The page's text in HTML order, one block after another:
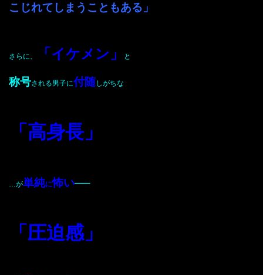
こじれてしまうこともある」
さらに、 「イケメン」 と
称号される男子に付随しがちな
「高身長」
…が単純に怖い──
「圧迫感」